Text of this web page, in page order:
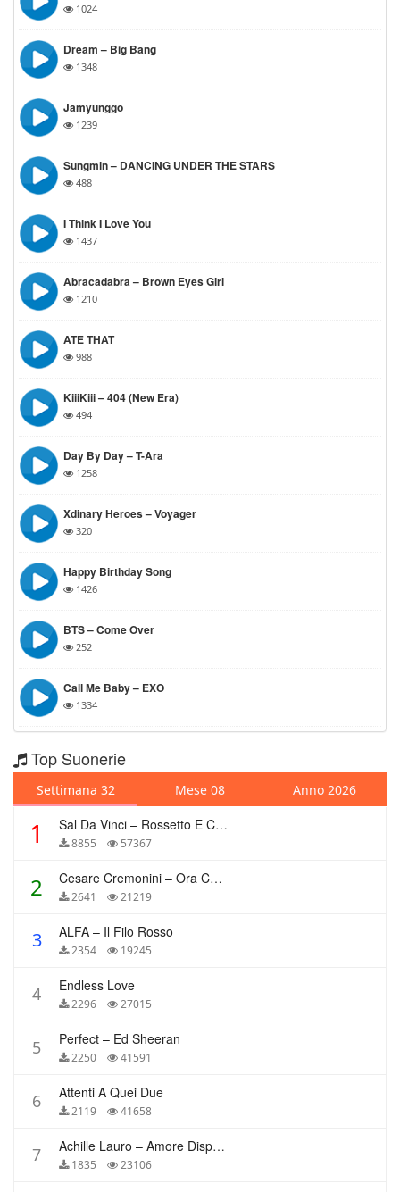
1024
Dream – Big Bang
1348
Jamyunggo
1239
Sungmin – DANCING UNDER THE STARS
488
I Think I Love You
1437
Abracadabra – Brown Eyes Girl
1210
ATE THAT
988
KiiiKiii – 404 (New Era)
494
Day By Day – T-Ara
1258
Xdinary Heroes – Voyager
320
Happy Birthday Song
1426
BTS – Come Over
252
Call Me Baby – EXO
1334
Top Suonerie
Settimana 32 Mese 08 Anno 2026
1 Sal Da Vinci – Rossetto E Caffè
8855 57367
2 Cesare Cremonini – Ora Che Non Ho Più Te
2641 21219
3 ALFA – Il Filo Rosso
2354 19245
4 Endless Love
2296 27015
5 Perfect – Ed Sheeran
2250 41591
6 Attenti A Quei Due
2119 41658
7 Achille Lauro – Amore Disperato
1835 23106